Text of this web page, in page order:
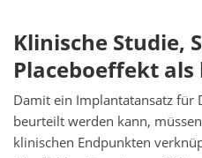
Klinische Studie,
Placeboeffekt
Damit ein Implantatansatz für
beurteilt werden kann,
klinischen Endpunkten